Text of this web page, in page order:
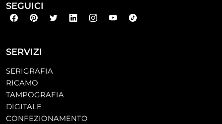
SERVIZI
SERIGRAFIA
RICAMO
TAMPOGRAFIA
DIGITALE
CONFEZIONAMENTO
SEGUICI